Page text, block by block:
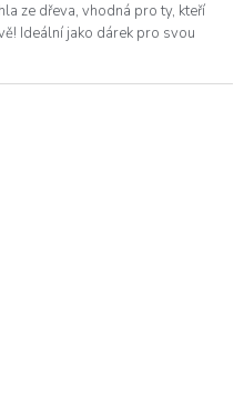
ze dřeva, vhodná pro ty, kteří
Ideální jako dárek pro svou